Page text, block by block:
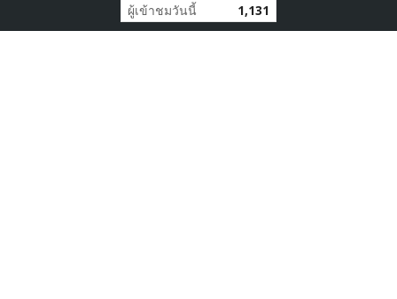
ผู้เข้าชมวันนี้ 1,131